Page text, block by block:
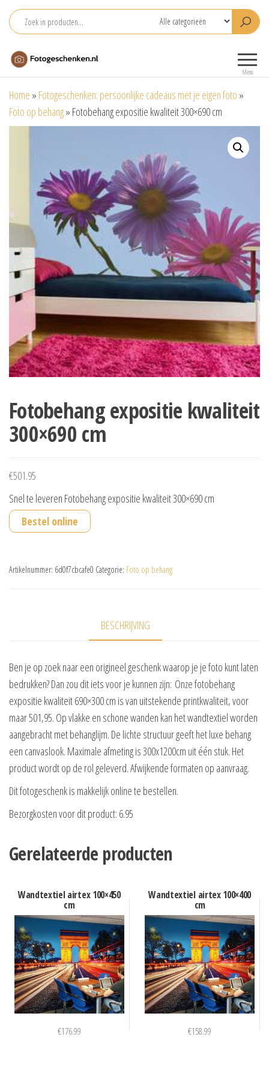
naar
inhoud
voor je foto
Menu
Home » Fotogeschenken: persoonlijke cadeaus met je eigen foto »
Foto op behang» Fotobehang expositie kwaliteit 300×690 cm
Fotobehang expositie kwaliteit
300×690 cm
€501.95
Snel te leveren Fotobehang expositie kwaliteit 300×690 cm
Bestel online
Artikelnummer: 6d0f7cbcafe0 Categorie: Foto op behang
BESCHRIJVING
Ben je op zoek naar een origineel geschenk waarop je je foto kunt laten
bedrukken? Dan zou dit iets voor je kunnen zijn: Onze fotobehang
expositie kwaliteit 690×300 cm is van uitstekende printkwaliteit, voor
maar 501,95. Op vlakke en schone wanden kan het wandtextiel worden
aangebracht met behanglijm. De lichte structuur geeft het luxe behang
een canvaslook. Maximale afmeting is 300x1200cm uit één stuk. Het
product wordt op de rol geleverd. Afwijkende formaten op aanvraag.
Dit fotogeschenk is makkelijk online te bestellen.
Bezorgkosten voor dit product: 6.95
Gerelateerde producten
Wandtextiel airtex 100×450
cm
€176.99
Wandtextiel airtex 100×400
cm
€158.99